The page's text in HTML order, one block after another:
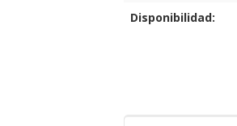
Disponibilidad: